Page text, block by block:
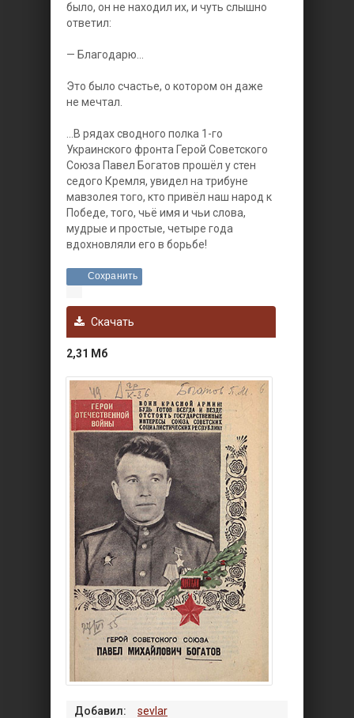
было, он не находил их, и чуть слышно
ответил:
— Благодарю...
Это было счастье, о котором он даже
не мечтал.
...В рядах сводного полка 1-го
Украинского фронта Герой Советского
Союза Павел Богатов прошёл у стен
седого Кремля, увидел на трибуне
мавзолея того, кто привёл наш народ к
Победе, того, чьё имя и чьи слова,
мудрые и простые, четыре года
вдохновляли его в борьбе!
Сохранить
Скачать
2,31 Мб
Добавил: sevlar